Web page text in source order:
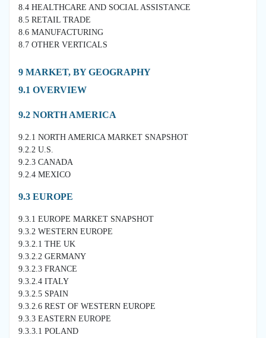
8.4 HEALTHCARE AND SOCIAL ASSISTANCE
8.5 RETAIL TRADE
8.6 MANUFACTURING
8.7 OTHER VERTICALS
9 MARKET, BY GEOGRAPHY
9.1 OVERVIEW
9.2 NORTH AMERICA
9.2.1 NORTH AMERICA MARKET SNAPSHOT
9.2.2 U.S.
9.2.3 CANADA
9.2.4 MEXICO
9.3 EUROPE
9.3.1 EUROPE MARKET SNAPSHOT
9.3.2 WESTERN EUROPE
9.3.2.1 THE UK
9.3.2.2 GERMANY
9.3.2.3 FRANCE
9.3.2.4 ITALY
9.3.2.5 SPAIN
9.3.2.6 REST OF WESTERN EUROPE
9.3.3 EASTERN EUROPE
9.3.3.1 POLAND